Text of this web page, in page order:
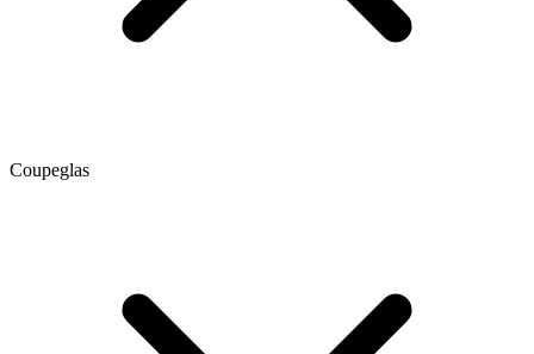
Coupeglas